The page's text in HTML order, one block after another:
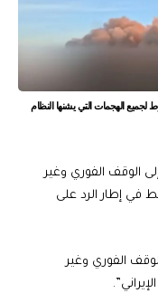
الهجمات التي يشنها النظام
الوقف الفوري وغير
في إطار الرد على
الفوري وغير